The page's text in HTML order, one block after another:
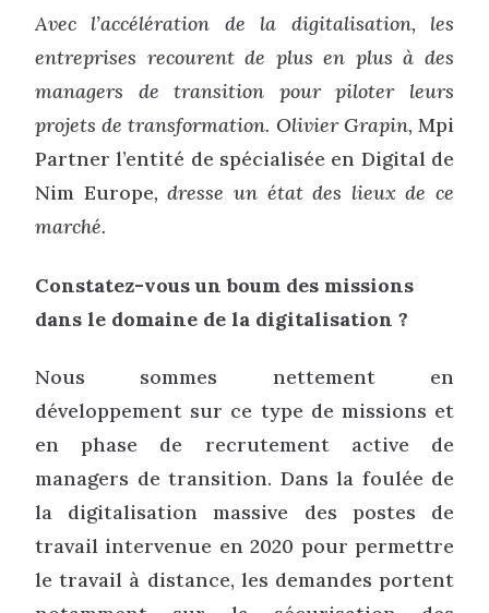
Avec l’accélération de la digitalisation, les
entreprises recourent de plus en plus à des
managers de transition pour piloter leurs
projets de transformation. Olivier Grapin, Mpi
Partner l’entité de spécialisée en Digital de
Nim Europe, dresse un état des lieux de ce
marché.
Constatez-vous un boum des missions
dans le domaine de la digitalisation ?
Nous sommes nettement en
développement sur ce type de missions et
en phase de recrutement active de
managers de transition. Dans la foulée de
la digitalisation massive des postes de
travail intervenue en 2020 pour permettre
le travail à distance, les demandes portent